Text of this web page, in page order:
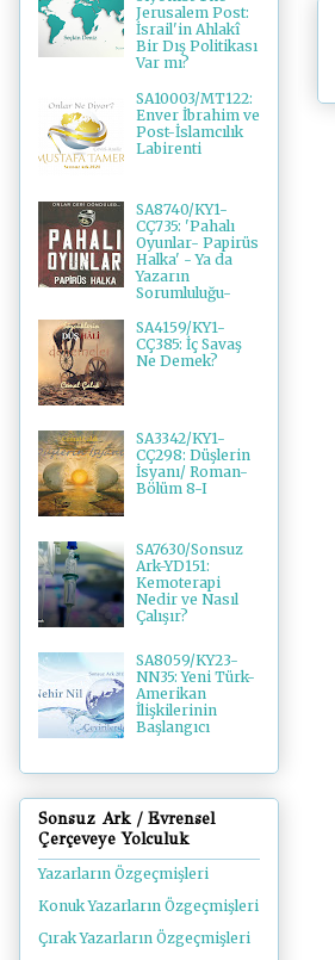
Jerusalem Post:
İsrail'in Ahlakî
Bir Dış Politikası
Var mı?
SA10003/MT122:
Enver İbrahim ve
Post-İslamcılık
Labirenti
SA8740/KY1-
CÇ735: 'Pahalı
Oyunlar- Papirüs
Halka' - Ya da
Yazarın
Sorumluluğu-
SA4159/KY1-
CÇ385: İç Savaş
Ne Demek?
SA3342/KY1-
CÇ298: Düşlerin
İsyanı/ Roman-
Bölüm 8-I
SA7630/Sonsuz
Ark-YD151:
Kemoterapi
Nedir ve Nasıl
Çalışır?
SA8059/KY23-
NN35: Yeni Türk-
Amerikan
İlişkilerinin
Başlangıcı
Sonsuz Ark / Evrensel
Çerçeveye Yolculuk
Yazarların Özgeçmişleri
Konuk Yazarların Özgeçmişleri
Çırak Yazarların Özgeçmişleri